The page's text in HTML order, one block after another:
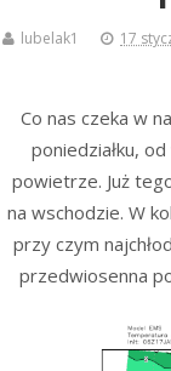
lubelak1 17
Co nas czeka w
poniedziałku,
powietrze. Już
na wschodzie. W
przy czym
przedwiosenna